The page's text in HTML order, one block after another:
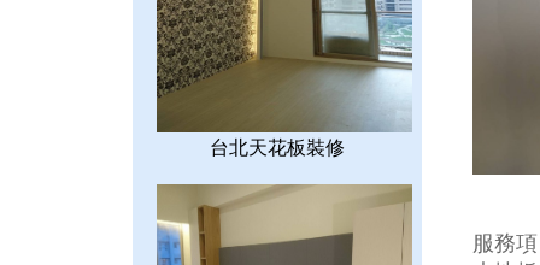
台北天花板裝修
服務